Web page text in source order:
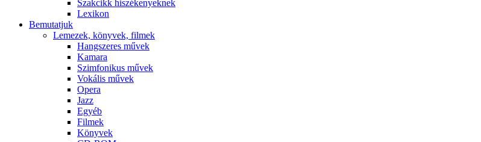
Szakcikk hiszékenyeknek
Lexikon
Bemutatjuk
Lemezek, könyvek, filmek
Hangszeres művek
Kamara
Szimfonikus művek
Vokális művek
Opera
Jazz
Egyéb
Filmek
Könyvek